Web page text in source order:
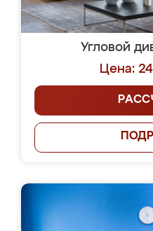
Угловой
Цена: